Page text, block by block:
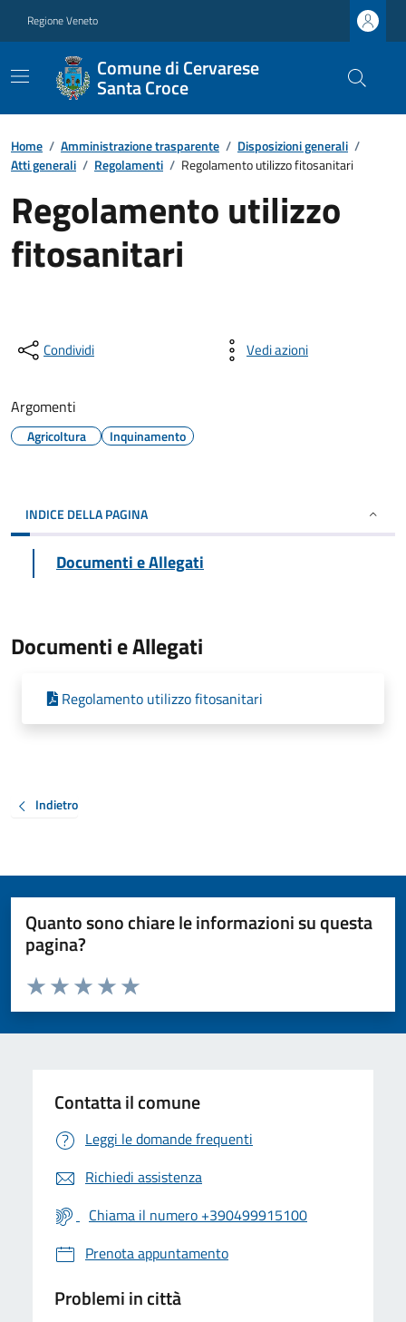
Regione Veneto
Comune di Cervarese
Santa Croce
Home / Amministrazione trasparente / Disposizioni generali /
Atti generali / Regolamenti / Regolamento utilizzo fitosanitari
Regolamento utilizzo
fitosanitari
Condividi Vedi azioni
Argomenti
Agricoltura Inquinamento
INDICE DELLA PAGINA
Documenti e Allegati
Documenti e Allegati
Regolamento utilizzo fitosanitari
Indietro
Quanto sono chiare le informazioni su questa
pagina?
Valuta da 1 a 5 stelle la pagina
Valuta 5 stelle su 5
Valuta 4 stelle su 5
Valuta 3 stelle su 5
Valuta 2 stelle su 5
Valuta 1 stelle su 5
Contatta il comune
Leggi le domande frequenti
Richiedi assistenza
Chiama il numero +390499915100
Prenota appuntamento
Problemi in città